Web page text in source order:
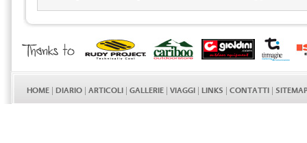
HOME | DIARIO | ARTICOLI | GALLERIE | VIAGGI | LINKS | CONTATTI | SITEMAP